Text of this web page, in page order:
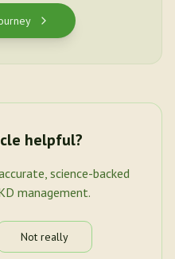
helpful?
science-backed
management.
Not really